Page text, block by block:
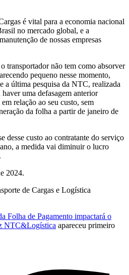
é vital para a economia nacional
no mercado global, e a
de nossas empresas
transportador não tem como absorver
pequeno nesse momento,
a última pesquisa da NTC, realizada
uma defasagem anterior
relação ao seu custo, sem
da folha a partir de janeiro de
desse custo ao contratante do serviço
a medida vai diminuir o lucro
2024.
de Cargas e Logística
Folha de Pagamento impactará o
NTC&Logística apareceu primeiro